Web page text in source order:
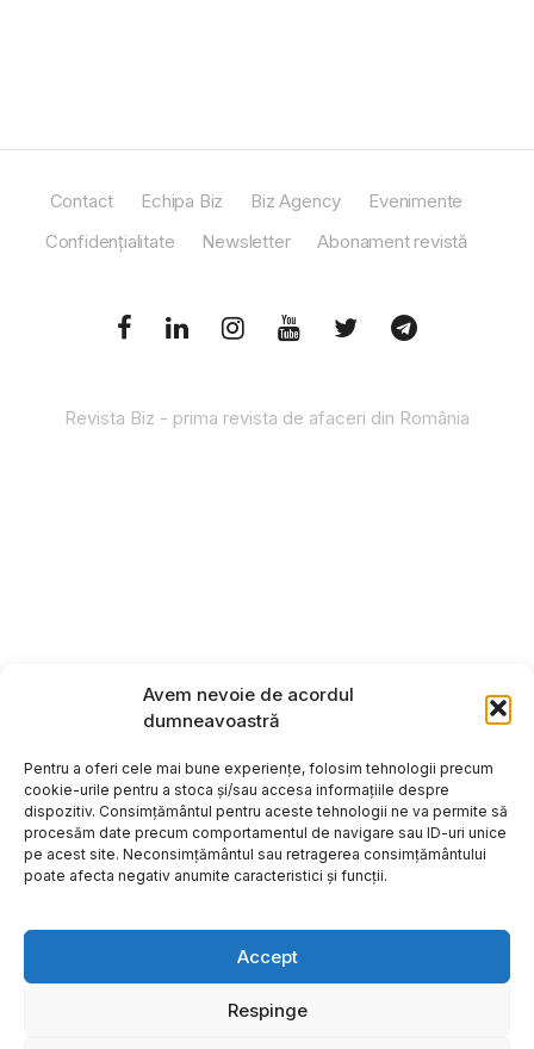
Avem nevoie de acordul
dumneavoastră
Pentru a oferi cele mai bune experiențe, folosim tehnologii precum
cookie-urile pentru a stoca și/sau accesa informațiile despre
dispozitiv. Consimțământul pentru aceste tehnologii ne va permite să
procesăm date precum comportamentul de navigare sau ID-uri unice
pe acest site. Neconsimțământul sau retragerea consimțământului
poate afecta negativ anumite caracteristici și funcții.
Accept
Respinge
Contact Echipa Biz Biz Agency
Evenimente
Confidențialitate
Newsletter Abonament revistă
Revista Biz - prima revista de afaceri din România
Copyright ©2026